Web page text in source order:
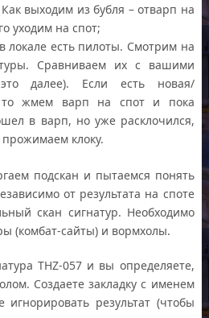
выходим из бубля – отварп на
уходим на спот;
локале есть пилоты. Смотрим на
Сравниваем их с вашими
далее). Если есть новая/
то жмем варп на спот и пока
в варп, но уже расклочился,
клоку.
подскан и пытаемся понять
от результата на споте
скан сигнатур. Необходимо
(комбат-сайты) и вормхолы.
THZ-057 и вы определяете,
Создаете закладку с именем
результат (чтобы